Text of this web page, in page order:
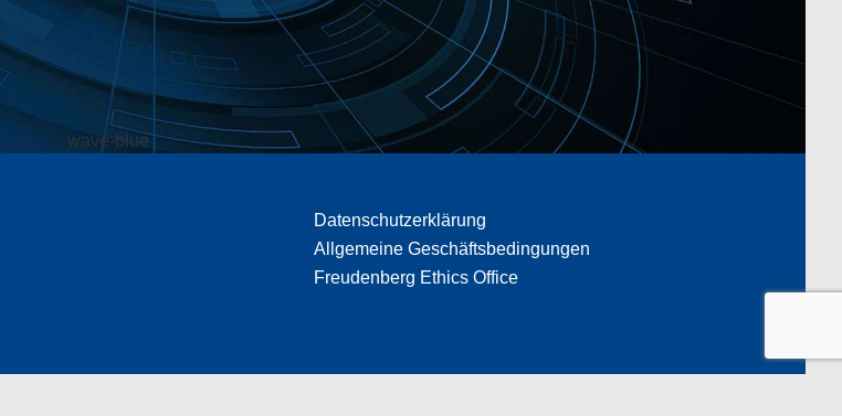
Datenschutzerklärung
Allgemeine Geschäftsbedingungen
Freudenberg Ethics Office